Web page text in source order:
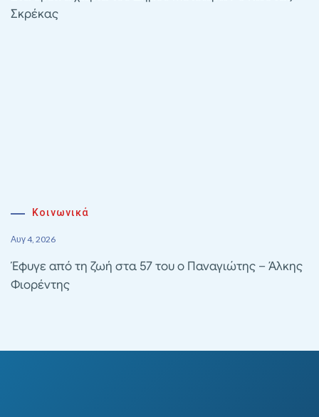
Σκρέκας
Κοινωνικά
Αυγ 4, 2026
Έφυγε από τη ζωή στα 57 του ο Παναγιώτης – Άλκης
Φιορέντης